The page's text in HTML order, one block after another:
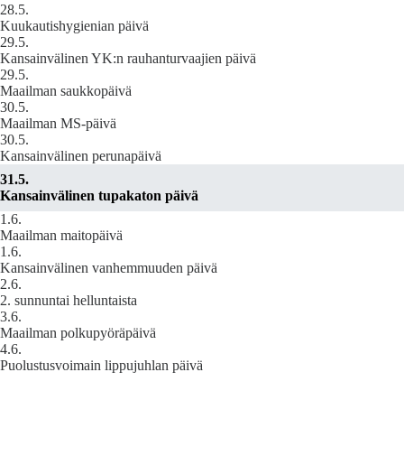
28.5.
Kuukautishygienian päivä
29.5.
Kansainvälinen YK:n rauhanturvaajien päivä
29.5.
Maailman saukkopäivä
30.5.
Maailman MS-päivä
30.5.
Kansainvälinen perunapäivä
31.5.
Kansainvälinen tupakaton päivä
1.6.
Maailman maitopäivä
1.6.
Kansainvälinen vanhemmuuden päivä
2.6.
2. sunnuntai helluntaista
3.6.
Maailman polkupyöräpäivä
4.6.
Puolustusvoimain lippujuhlan päivä